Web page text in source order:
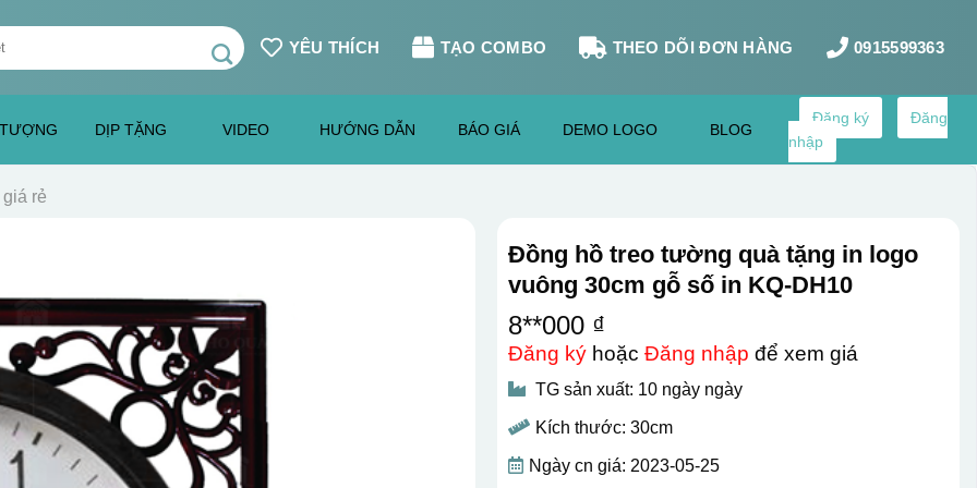
YÊU THÍCH TẠO COMBO THEO DÕI ĐƠN HÀNG 0915599363
DỊP TẶNG VIDEO HƯỚNG DẪN BÁO GIÁ DEMO LOGO BLOG
Đăng ký
Đăng
nhập
rẻ
Đồng hồ treo tường quà tặng in logo
vuông 30cm gỗ số in KQ-DH10
8**000 ₫
Đăng kýhoặc Đăng nhập để xem giá
TG sản xuất: 10 ngày ngày
Kích thước: 30cm
Ngày cn giá: 2023-05-25